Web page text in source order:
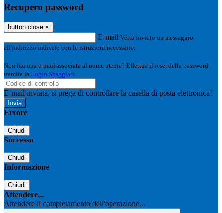
Recupero password
button close ×
E-mail Verrà inviato un messaggio
all'indirizzo indicato con le istruzioni necessarie.
Non hai una e-mail associata al nome utente? Effettua il reset della password
tramite la Login Spaggiari
E-mail inviata, si prega di controllare la casella di posta elettronica!
Errore
Chiudi
Successo
Chiudi
Informazione
Chiudi
Attendere...
Attendere il completamento dell'operazione...